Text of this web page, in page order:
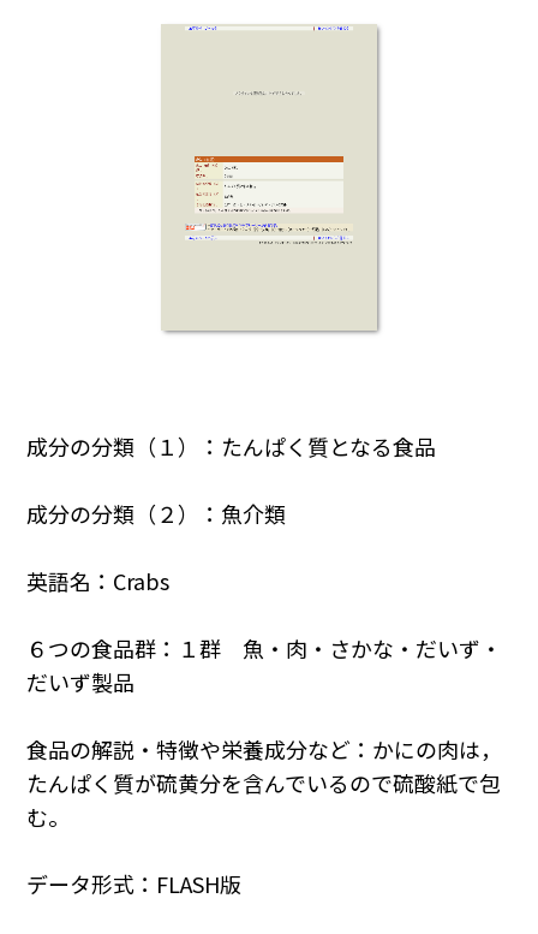
成分の分類（１）：たんぱく質となる食品
成分の分類（２）：魚介類
英語名：Crabs
６つの食品群：１群 魚・肉・さかな・だいず・
だいず製品
食品の解説・特徴や栄養成分など：かにの肉は，
たんぱく質が硫黄分を含んでいるので硫酸紙で包
む。
データ形式：FLASH版